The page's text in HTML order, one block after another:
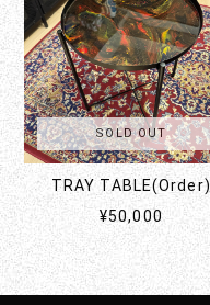
SOLD OUT
TRAY TABLE(Order)
¥50,000